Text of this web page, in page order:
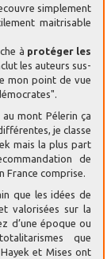
simplement
maitrisable
à protéger les
les auteurs sus-
mon point de vue
mont Pélerin ça
je classe
mais la plus part
de
France comprise.
que les idées de
valorisées sur la
d’une époque ou
que
et Mises ont